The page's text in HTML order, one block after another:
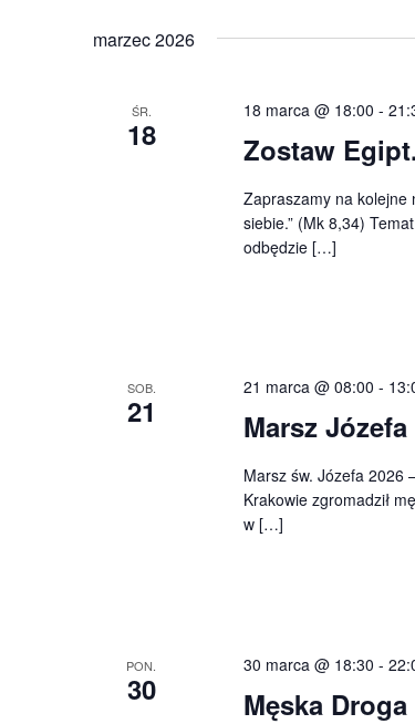
słowa
Wydarzenia.
datę.
marzec 2026
ŚR.
18 Zostaw
18 marca @ 18:00 -
Zapraszamy na kolejne
siebie.” (Mk 8,34)
odbędzie […]
SOB.
21 Marsz Józefa
21 marca @ 08:00 -
Marsz św. Józefa 2026
Krakowie zgromadził
w […]
PON.
30 Męska
30 marca @ 18:30 -